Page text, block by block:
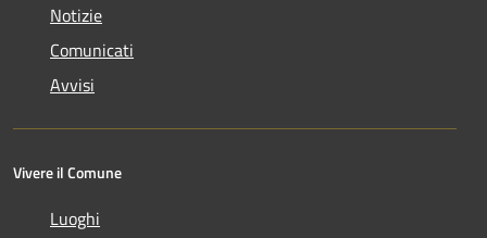
Notizie
Comunicati
Avvisi
Vivere il Comune
Luoghi